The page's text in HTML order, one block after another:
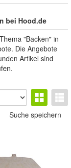
bei Hood.de
"Backen" in
Die Angebote
Artikel sind
Suche speichern